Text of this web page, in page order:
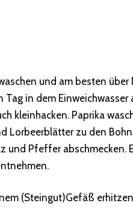
und am besten über
in dem
kleinhacken. Paprika
Lorbeerblätter zu den
und Pfeffer abschmecken.
(Steingut)Gefäß